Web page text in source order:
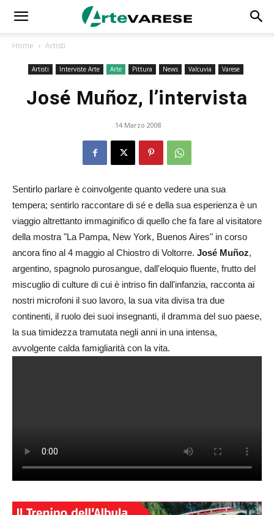
Home Artisti
Artisti Interviste Arte Arte Pittura News Valcuvia Varese
José Muñoz, l’intervista
14 Marzo 2008
Sentirlo parlare è coinvolgente quanto vedere una sua
tempera; sentirlo raccontare di sé e della sua esperienza è un
viaggio altrettanto immaginifico di quello che fa fare al visitatore
della mostra "La Pampa, New York, Buenos Aires" in corso
ancora fino al 4 maggio al Chiostro di Voltorre. José Muñoz,
argentino, spagnolo purosangue, dall'eloquio fluente, frutto del
miscuglio di culture di cui è intriso fin dall'infanzia, racconta ai
nostri microfoni il suo lavoro, la sua vita divisa tra due
continenti, il ruolo dei suoi insegnanti, il dramma del suo paese,
la sua timidezza tramutata negli anni in una intensa,
avvolgente calda famigliarità con la vita.